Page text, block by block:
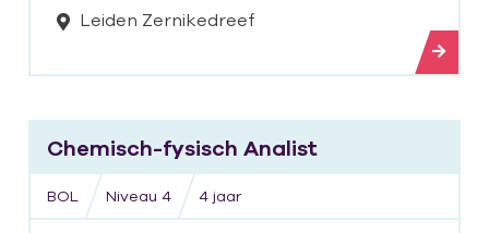
Leiden Zernikedreef
Chemisch-fysisch Analist
BOL Niveau 4 4 jaar